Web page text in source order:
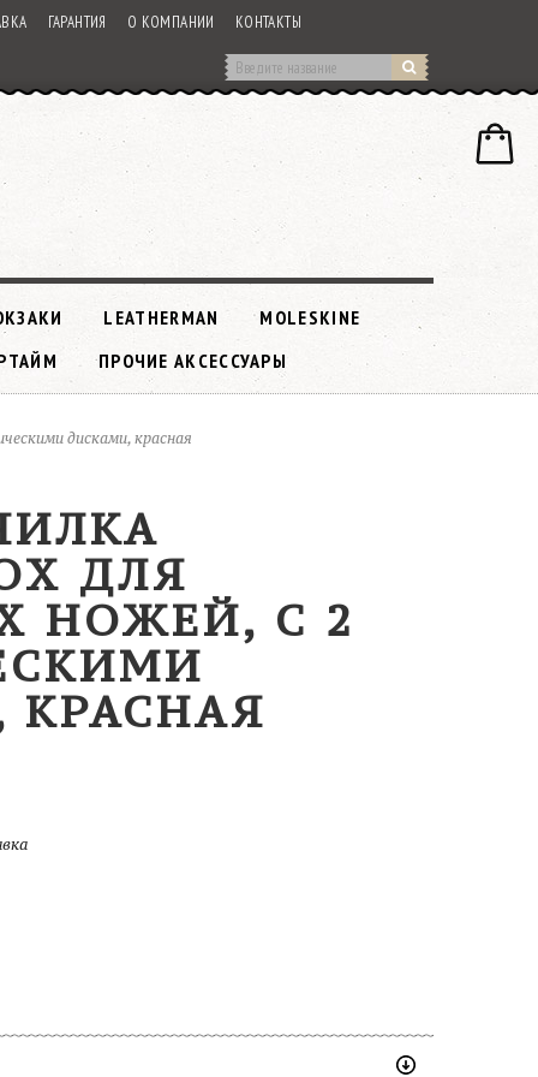
ГАРАНТИЯ О КОМПАНИИ КОНТАКТЫ
LEATHERMAN
MOLESKINE
ПРОЧИЕ АКСЕССУАРЫ
дисками, красная
ДЛЯ
НОЖЕЙ, С 2